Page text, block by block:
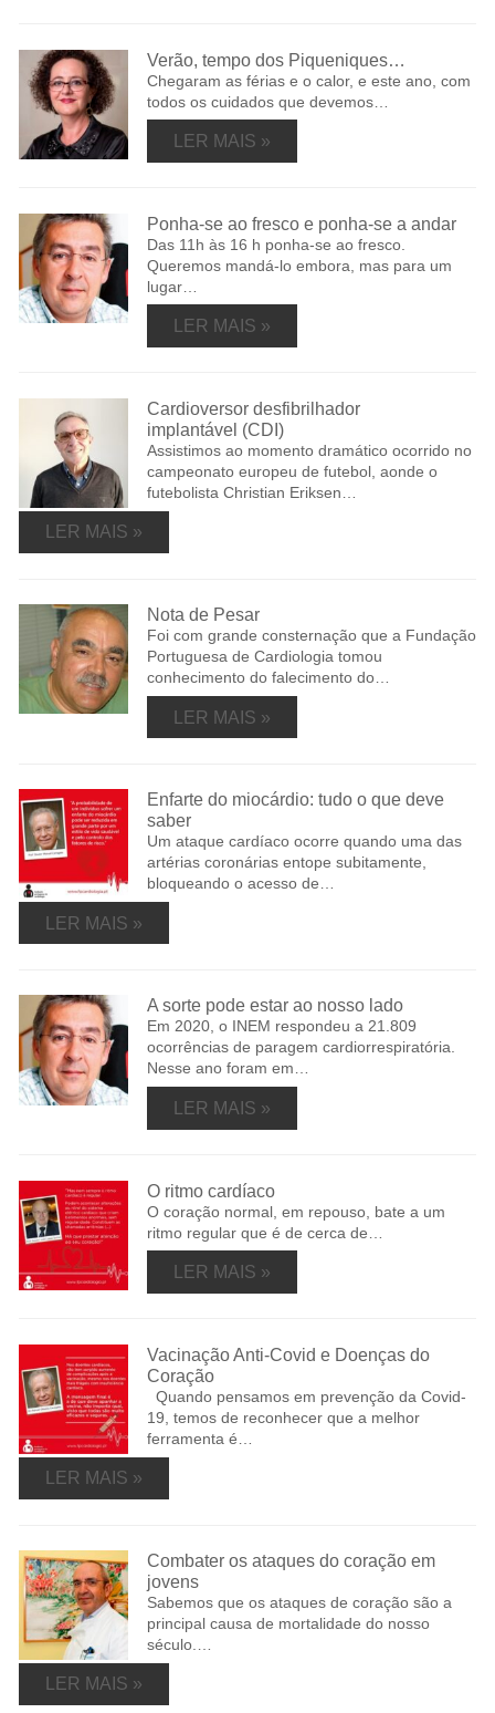
Verão, tempo dos Piqueniques…
Chegaram as férias e o calor, e este ano, com
todos os cuidados que devemos…
LER MAIS »
Ponha-se ao fresco e ponha-se a andar
Das 11h às 16 h ponha-se ao fresco.
Queremos mandá-lo embora, mas para um
lugar…
LER MAIS »
Cardioversor desfibrilhador
implantável (CDI)
Assistimos ao momento dramático ocorrido no
campeonato europeu de futebol, aonde o
futebolista Christian Eriksen…
LER MAIS »
Nota de Pesar
Foi com grande consternação que a Fundação
Portuguesa de Cardiologia tomou
conhecimento do falecimento do…
LER MAIS »
Enfarte do miocárdio: tudo o que deve
saber
Um ataque cardíaco ocorre quando uma das
artérias coronárias entope subitamente,
bloqueando o acesso de…
LER MAIS »
A sorte pode estar ao nosso lado
Em 2020, o INEM respondeu a 21.809
ocorrências de paragem cardiorrespiratória.
Nesse ano foram em…
LER MAIS »
O ritmo cardíaco
O coração normal, em repouso, bate a um
ritmo regular que é de cerca de…
LER MAIS »
Vacinação Anti-Covid e Doenças do
Coração
Quando pensamos em prevenção da Covid-
19, temos de reconhecer que a melhor
ferramenta é…
LER MAIS »
Combater os ataques do coração em
jovens
Sabemos que os ataques de coração são a
principal causa de mortalidade do nosso
século.…
LER MAIS »